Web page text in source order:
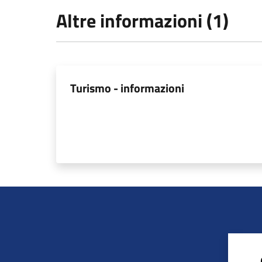
Altre informazioni (1)
Turismo - informazioni